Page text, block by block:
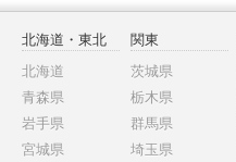
北海道・東北
北海道
青森県
岩手県
宮城県
関東
茨城県
栃木県
群馬県
埼玉県